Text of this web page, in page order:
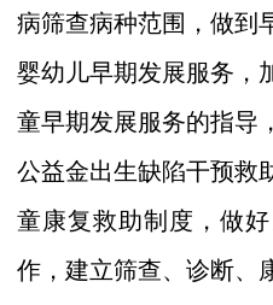
病筛查病种范围，做到
婴幼儿早期发展服务，
童早期发展服务的指导
公益金出生缺陷干预救
童康复救助制度，做
作，建立筛查、诊断、